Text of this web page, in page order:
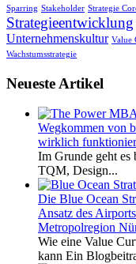
Sparring Stakeholder Strategie
Strategieentwicklung
Unternehmenskultur Value
Wachstumsstrategie
Neueste Artikel
Wegkommen von
wirklich
Im Grunde geht es
TQM, Design...
Die Blue Ocean
Ansatz des
Metropolregion
Wie eine Value
kann Ein